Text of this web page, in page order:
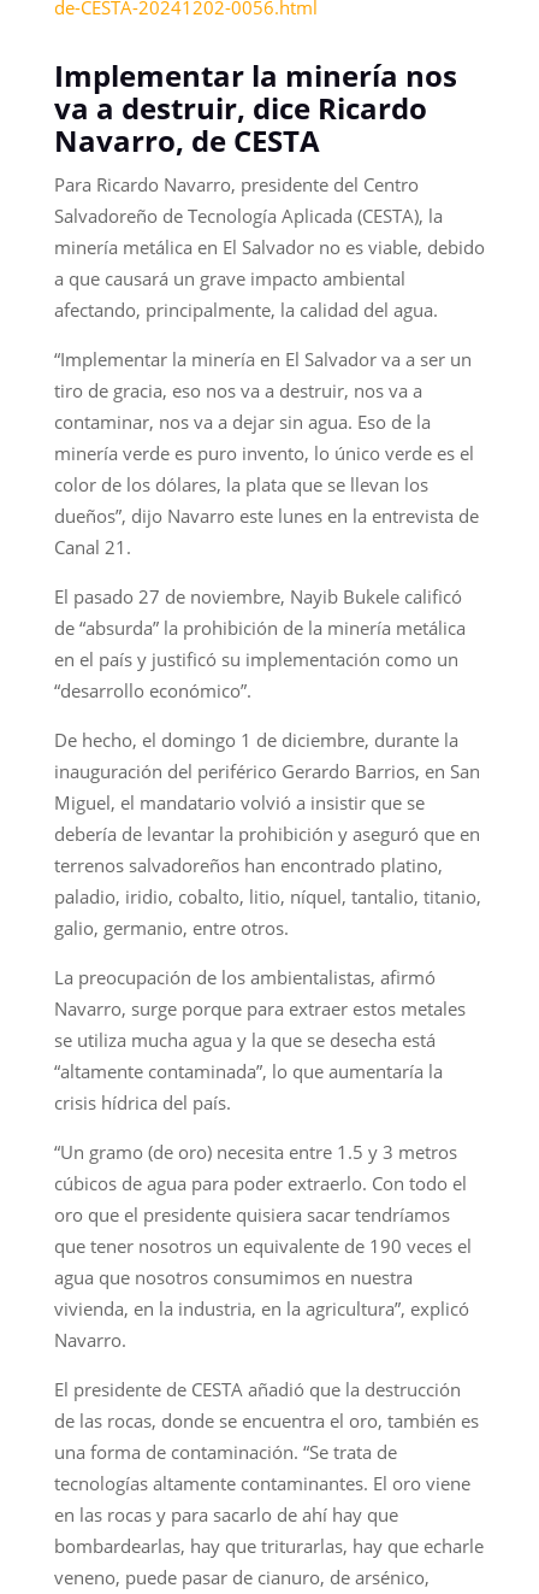
de-CESTA-20241202-0056.html
Implementar la minería nos
va a destruir, dice Ricardo
Navarro, de CESTA
Para Ricardo Navarro, presidente del Centro
Salvadoreño de Tecnología Aplicada (CESTA), la
minería metálica en El Salvador no es viable, debido
a que causará un grave impacto ambiental
afectando, principalmente, la calidad del agua.
“Implementar la minería en El Salvador va a ser un
tiro de gracia, eso nos va a destruir, nos va a
contaminar, nos va a dejar sin agua. Eso de la
minería verde es puro invento, lo único verde es el
color de los dólares, la plata que se llevan los
dueños”, dijo Navarro este lunes en la entrevista de
Canal 21.
El pasado 27 de noviembre, Nayib Bukele calificó
de “absurda” la prohibición de la minería metálica
en el país y justificó su implementación como un
“desarrollo económico”.
De hecho, el domingo 1 de diciembre, durante la
inauguración del periférico Gerardo Barrios, en San
Miguel, el mandatario volvió a insistir que se
debería de levantar la prohibición y aseguró que en
terrenos salvadoreños han encontrado platino,
paladio, iridio, cobalto, litio, níquel, tantalio, titanio,
galio, germanio, entre otros.
La preocupación de los ambientalistas, afirmó
Navarro, surge porque para extraer estos metales
se utiliza mucha agua y la que se desecha está
“altamente contaminada”, lo que aumentaría la
crisis hídrica del país.
“Un gramo (de oro) necesita entre 1.5 y 3 metros
cúbicos de agua para poder extraerlo. Con todo el
oro que el presidente quisiera sacar tendríamos
que tener nosotros un equivalente de 190 veces el
agua que nosotros consumimos en nuestra
vivienda, en la industria, en la agricultura”, explicó
Navarro.
El presidente de CESTA añadió que la destrucción
de las rocas, donde se encuentra el oro, también es
una forma de contaminación. “Se trata de
tecnologías altamente contaminantes. El oro viene
en las rocas y para sacarlo de ahí hay que
bombardearlas, hay que triturarlas, hay que echarle
veneno, puede pasar de cianuro, de arsénico,